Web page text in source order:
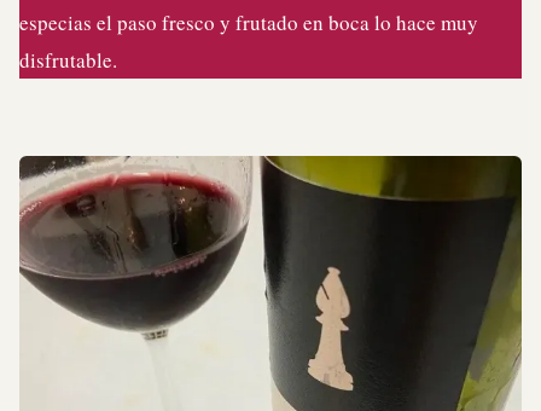
especias el paso fresco y frutado en boca lo hace muy
disfrutable.